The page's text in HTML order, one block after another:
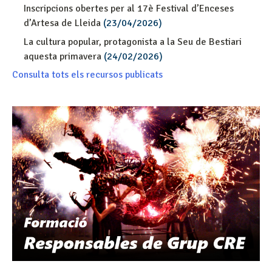
Inscripcions obertes per al 17è Festival d’Enceses
d’Artesa de Lleida (23/04/2026)
La cultura popular, protagonista a la Seu de Bestiari
aquesta primavera (24/02/2026)
Consulta tots els recursos publicats